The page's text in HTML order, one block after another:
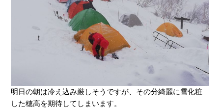
明日の朝は冷え込み厳しそうですが、その分綺麗に雪化粧
した穂高を期待してしまいます。